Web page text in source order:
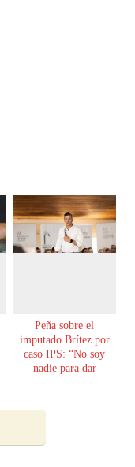
Peña sobre el
imputado Brítez por
caso IPS: “No soy
nadie para dar